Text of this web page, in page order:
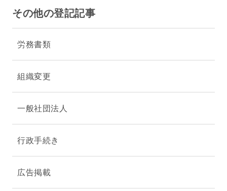
その他の登記記事
労務書類
組織変更
一般社団法人
行政手続き
広告掲載